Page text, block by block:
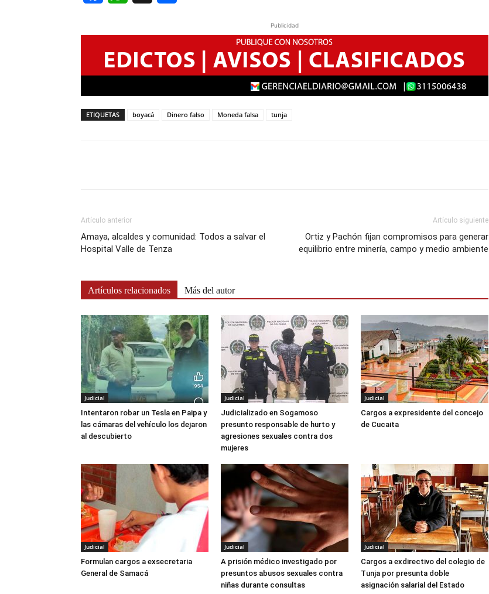
Publicidad
ETIQUETAS boyacá Dinero falso Moneda falsa tunja
Artículo anterior
Amaya, alcaldes y comunidad: Todos a salvar el
Hospital Valle de Tenza
Artículo siguiente
Ortiz y Pachón fijan compromisos para generar
equilibrio entre minería, campo y medio ambiente
Artículos relacionados Más del autor
Judicial
Intentaron robar un Tesla en Paipa y
las cámaras del vehículo los dejaron
al descubierto
Judicial
Judicializado en Sogamoso
presunto responsable de hurto y
agresiones sexuales contra dos
mujeres
Judicial
Cargos a expresidente del concejo
de Cucaita
Judicial
Formulan cargos a exsecretaria
General de Samacá
Judicial
A prisión médico investigado por
presuntos abusos sexuales contra
niñas durante consultas
Judicial
Cargos a exdirectivo del colegio de
Tunja por presunta doble
asignación salarial del Estado